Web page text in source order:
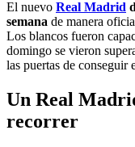
El nuevo Real Madrid
semana de manera
Los blancos fueron
domingo se vieron
las puertas de
Un Real
recorrer